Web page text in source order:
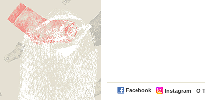
Facebook Instagram O